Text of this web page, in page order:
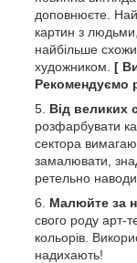
доповнюєте.
картин з
найбільше
художником. [
Рекомендуємо
Від великих
розфарбувати
сектора
замалювати,
ретельно
Малюйте за
свого роду арт-
кольорів.
надихають!